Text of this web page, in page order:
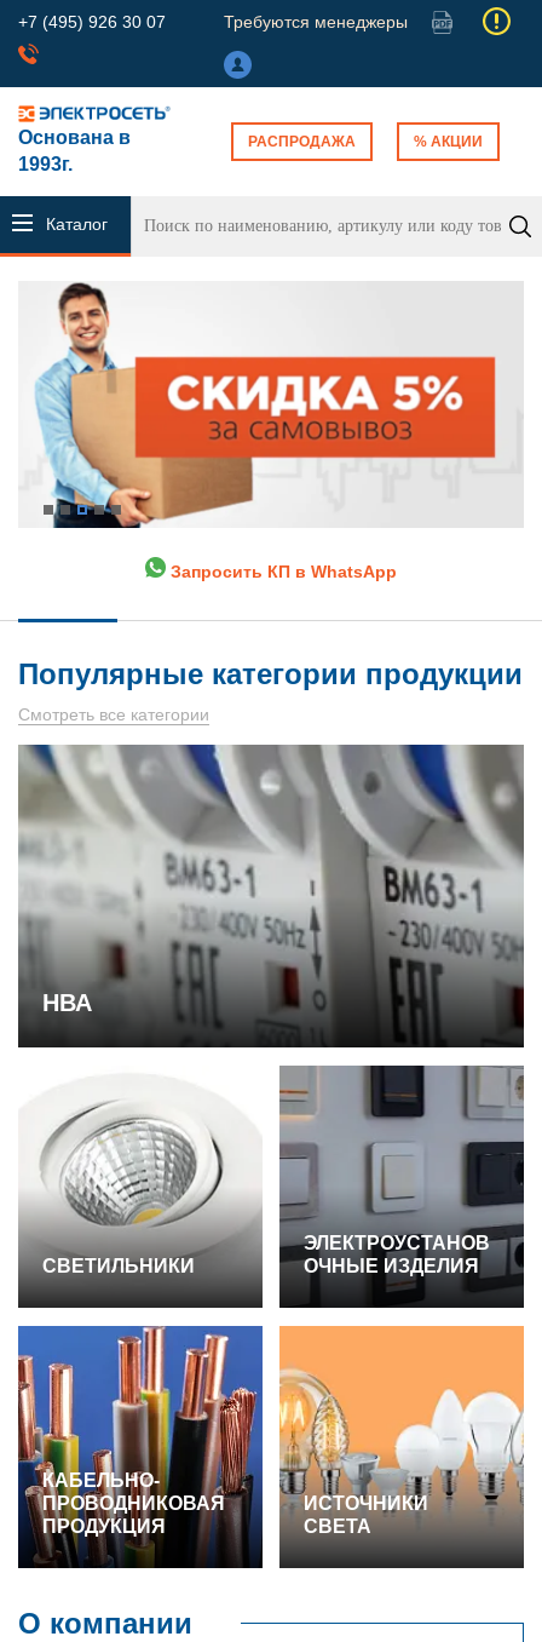
+7 (495) 926 30 07 Требуются менеджеры
Основана в
1993г.
РАСПРОДАЖА % АКЦИИ
Каталог
продукции
Запросить КП в WhatsApp
Популярные категории продукции
Смотреть все категории
НВА
СВЕТИЛЬНИКИ
ЭЛЕКТРОУСТАНОВ
ОЧНЫЕ ИЗДЕЛИЯ
КАБЕЛЬНО-
ПРОВОДНИКОВАЯ
ПРОДУКЦИЯ
ИСТОЧНИКИ
СВЕТА
О компании